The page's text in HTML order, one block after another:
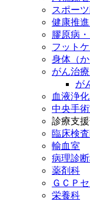
スポー
健康推
膠原病
フット
身体（
がん治
が
血液浄
中央手
診療支
臨床検
輸血室
病理診
薬剤科
ＧＣＰ
栄養科